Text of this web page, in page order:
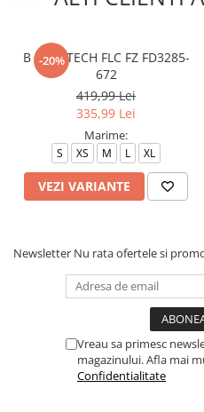
-20%
B NSW TECH FLC FZ FD3285-
672
419,99 Lei
335,99 Lei
Marime:
S XS M L XL
VEZI VARIANTE
Newsletter Nu rata ofertele si
Vreau sa primesc
magazinului. Afla mai
Confidentialitate